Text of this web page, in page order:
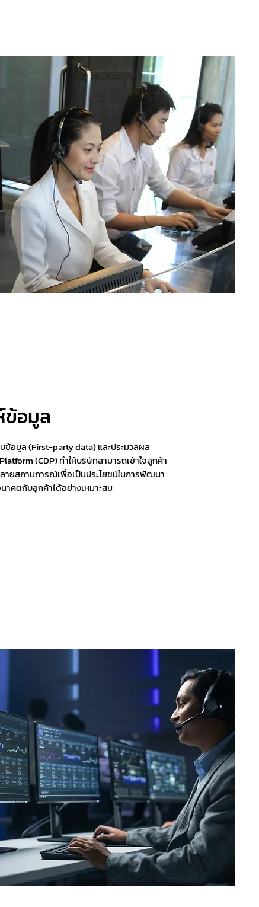
ข้อมูล
ข้อมูล (First-party data) และประมวลผล
(CDP) ทำให้บริษัทสามารถเข้าใจลูกค้า
ายสถานการณ์เพื่อเป็นประโยชน์ในการพัฒนา
าคตกับลูกค้าได้อย่างเหมาะสม